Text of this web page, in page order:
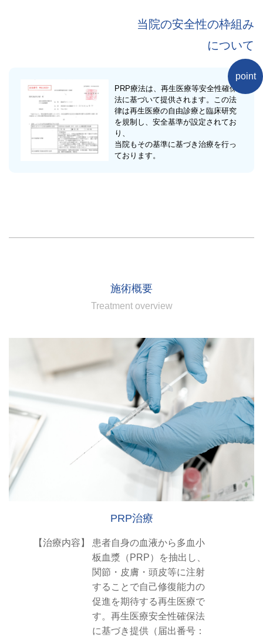
PRP療法は、再生医療等安全性確保
法に基づいて提供されます。この法
律は再生医療の自由診療と臨床研究
を規制し、安全基準が設定されてお
り、
当院もその基準に基づき治療を行っ
ております。
point
当院の安全性の枠組み
について
施術概要
Treatment overview
PRP治療
【治療内容】
患者自身の血液から多血小
板血漿（PRP）を抽出し、
関節・皮膚・頭皮等に注射
することで自己修復能力の
促進を期待する再生医療で
す。再生医療安全性確保法
に基づき提供（届出番号：